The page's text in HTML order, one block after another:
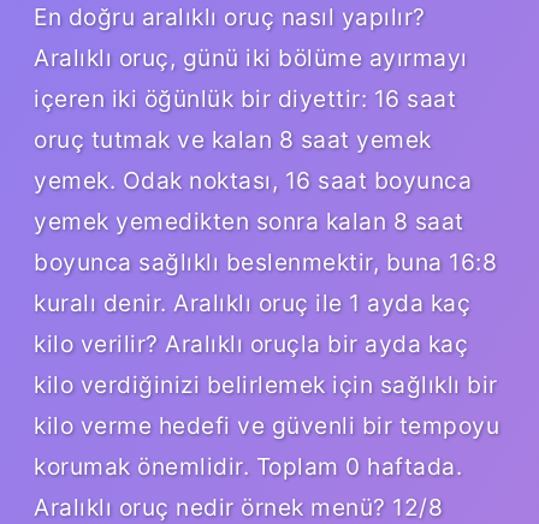
En doğru aralıklı oruç nasıl yapılır?
Aralıklı oruç, günü iki bölüme ayırmayı
içeren iki öğünlük bir diyettir: 16 saat
oruç tutmak ve kalan 8 saat yemek
yemek. Odak noktası, 16 saat boyunca
yemek yemedikten sonra kalan 8 saat
boyunca sağlıklı beslenmektir, buna 16:8
kuralı denir. Aralıklı oruç ile 1 ayda kaç
kilo verilir? Aralıklı oruçla bir ayda kaç
kilo verdiğinizi belirlemek için sağlıklı bir
kilo verme hedefi ve güvenli bir tempoyu
korumak önemlidir. Toplam 0 haftada.
Aralıklı oruç nedir örnek menü? 12/8